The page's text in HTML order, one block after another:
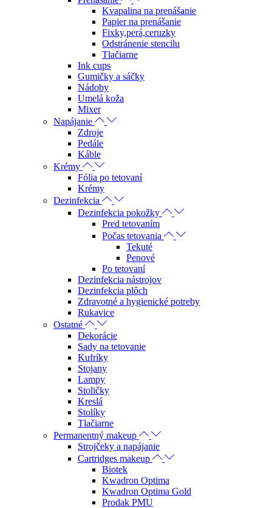
Kvapalina na prenášanie
Papier na prenášanie
Fixky,perá,ceruzky
Odstránenie stencilu
Tlačiarne
Ink cups
Gumičky a sáčky
Nádoby
Umelá koža
Mixer
Napájanie
Zdroje
Pedále
Káble
Krémy
Fólia po tetovaní
Krémy
Dezinfekcia
Dezinfekcia pokožky
Pred tetovaním
Počas tetovania
Tekuté
Penové
Po tetovaní
Dezinfekcia nástrojov
Dezinfekcia plôch
Zdravotné a hygienické potreby
Rukavice
Ostatné
Dekorácie
Sady na tetovanie
Kufríky
Stojany
Lampy
Stoličky
Kreslá
Stolíky
Tlačiarne
Permanentný makeup
Strojčeky a napájanie
Cartridges makeup
Biotek
Kwadron Optima
Kwadron Optima Gold
Prodak PMU